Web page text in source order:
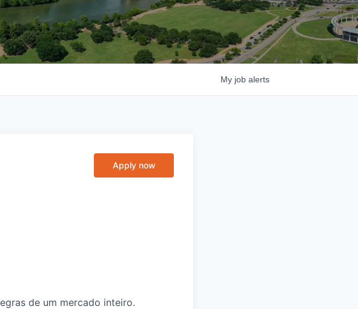
My job alerts
Apply now
de um mercado inteiro.